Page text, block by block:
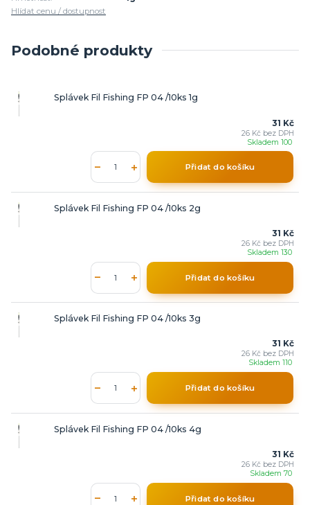
Hlídat cenu / dostupnost
Podobné produkty
Splávek Fil Fishing FP 04 /10ks 1g
31 Kč
26 Kč bez DPH
Skladem 100
Přidat do košíku
Splávek Fil Fishing FP 04 /10ks 2g
31 Kč
26 Kč bez DPH
Skladem 130
Přidat do košíku
Splávek Fil Fishing FP 04 /10ks 3g
31 Kč
26 Kč bez DPH
Skladem 110
Přidat do košíku
Splávek Fil Fishing FP 04 /10ks 4g
31 Kč
26 Kč bez DPH
Skladem 70
Přidat do košíku